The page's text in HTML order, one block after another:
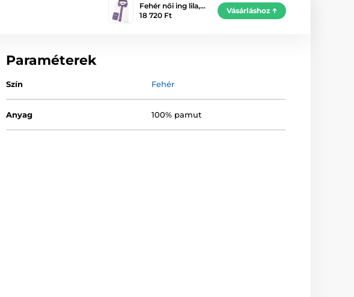
Fehér női ing lila,…
18 720 Ft
Vásárláshoz
Paraméterek
Szín Fehér
Anyag 100% pamut